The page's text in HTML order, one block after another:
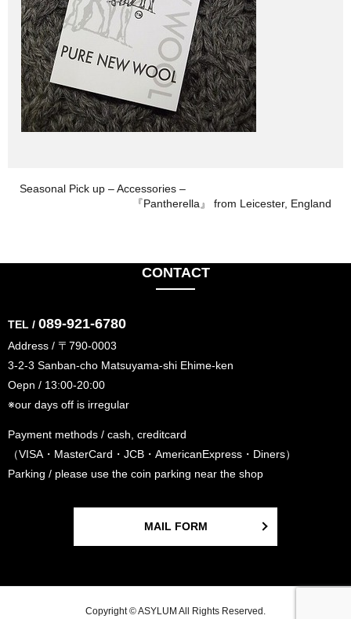
Seasonal Pick up – Accessories –
『Pantherella』 from Leicester, England
CONTACT
TEL / 089-921-6780
Address / 〒790-0003
3-2-3 Sanban-cho Matsuyama-shi Ehime-ken
Oepn / 13:00-20:00
※our days off is irregular
Payment methods / cash, creditcard
（VISA・MasterCard・JCB・AmericanExpress・Diners）
Parking / please use the coin parking near the shop
MAIL FORM
Copyright © ASYLUM All Rights Reserved.